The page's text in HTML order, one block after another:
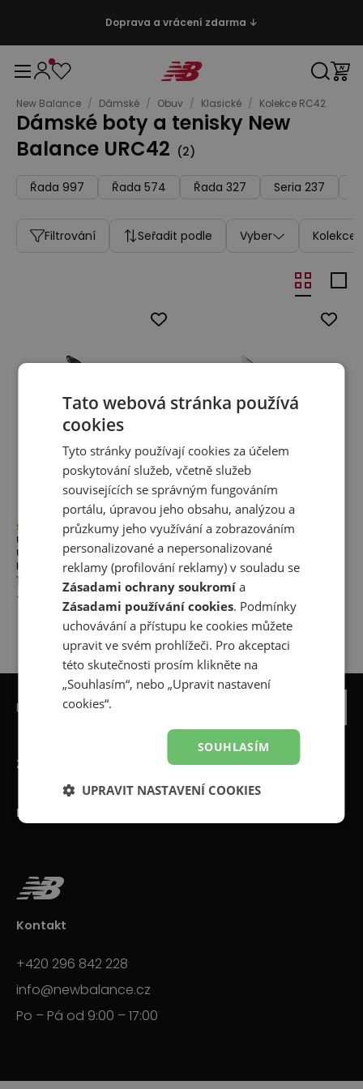
Doprava a vrácení zdarma ↓
New Balance / Dámské / Obuv / Klasické / Kolekce RC42
Dámské boty a tenisky New
Balance URC42 (2)
Řada 997 Řada 574 Řada 327 Seria 237
Filtrování Seřadit podle Vyber Kolekce
Sleva
Unisex boty New Balance
URC42LB – černé
Kolekce RC42
1 329,00 Kč 2 499,00 Kč
-
Sleva
Unisex boty New Balance
URC42LA – bílé
Kolekce RC42
1 329,00 Kč
%
Be the first to know about new arrivals
Zákaznické centrum
New Balance
Kontakt
+420 296 842 228
info@newbalance.cz
Po – Pá od 9:00 – 17:00
Tato webová stránka používá
cookies
Tyto stránky používají cookies za účelem
poskytování služeb, včetně služeb
souvisejících se správným fungováním
portálu, úpravou jeho obsahu, analýzou a
průzkumy jeho využívání a zobrazováním
personalizované a nepersonalizované
reklamy (profilování reklamy) v souladu se
Zásadami ochrany soukromí a
Zásadami používání cookies. Podmínky
uchovávání a přístupu ke cookies můžete
upravit ve svém prohlížeči. Pro akceptaci
této skutečnosti prosím klikněte na
„Souhlasím“, nebo „Upravit nastavení
cookies“.
SOUHLASÍM
UPRAVIT NASTAVENÍ COOKIES